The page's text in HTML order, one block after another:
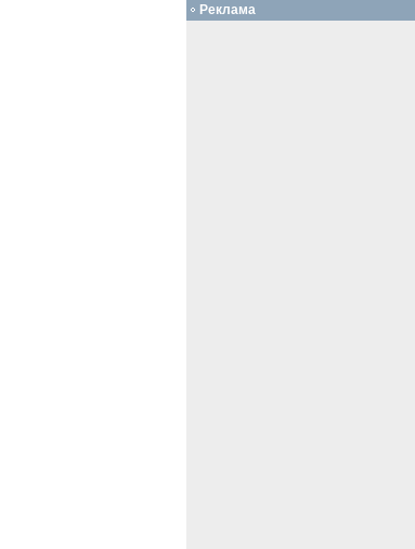
Реклама